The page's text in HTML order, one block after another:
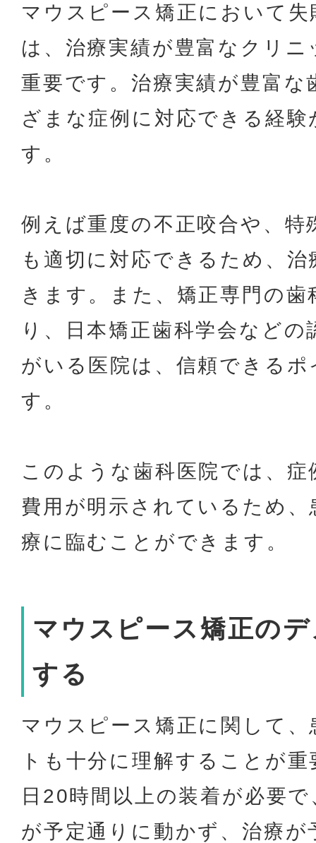
マウスピース矯正において
は、治療実績が豊富なクリ
重要です。治療実績が豊富な
ざまな症例に対応できる経
す。
例えば重度の不正咬合や、特
も適切に対応できるため、
きます。また、矯正専門の
り、日本矯正歯科学会など
がいる医院は、信頼できる
す。
このような歯科医院では、
費用が明示されているため
療に臨むことができます。
マウスピース矯正の
する
マウスピース矯正に関して
トも十分に理解することが
日20時間以上の装着が必要
が予定通りに動かず、治療